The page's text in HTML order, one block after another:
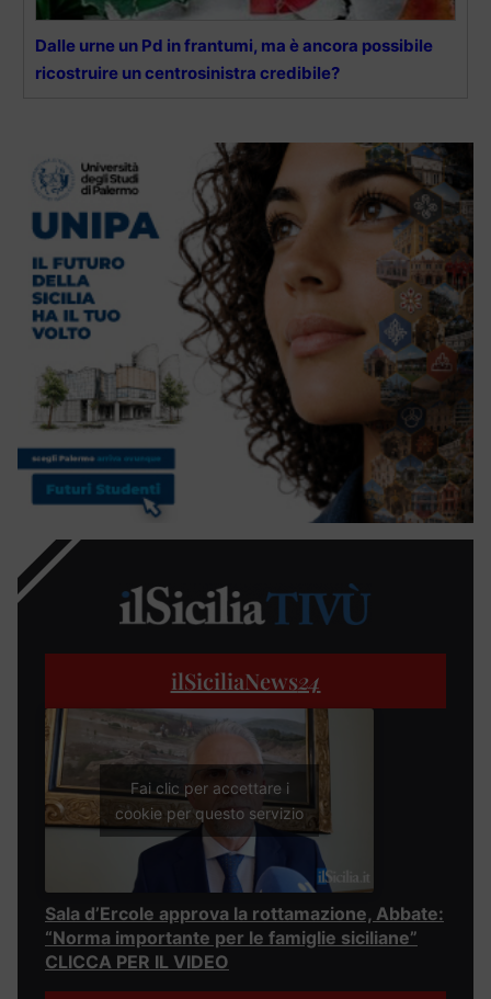
Dalle urne un Pd in frantumi, ma è ancora possibile
ricostruire un centrosinistra credibile?
ilSiciliaNews24
Fai clic per accettare i
cookie per questo servizio
Sala d’Ercole approva la rottamazione, Abbate:
“Norma importante per le famiglie siciliane”
CLICCA PER IL VIDEO